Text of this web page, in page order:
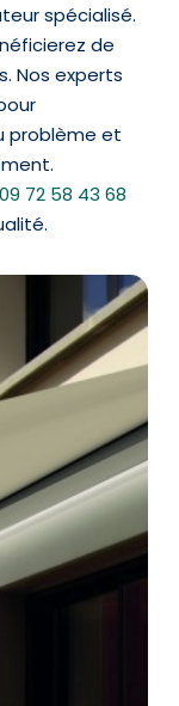
spécialisé.
de
Nos experts
problème et
09 72 58 43 68